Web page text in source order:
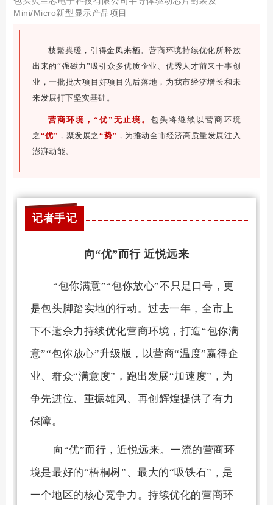
Mini/Micro新型显示产品项目
枝繁巢暖，引得金凤来栖。营商环境持续优化所释放
出来的“强磁力”吸引众多优质企业、优秀人才前来干事创
业，一批批大项目好项目先后落地，为我市经济增长和未
来发展打下坚实基础。
营商环境，“优”无止境 。 包头将继续以营商环境
之 “优” ，聚发展之“势” ，为推动全市经济高质量发展注入
澎湃动能。
记者手记
向“优”而行 近悦远来
“包你满意”“包你放心”不只是口号，更
是包头脚踏实地的行动。过去一年，全市上
下不遗余力持续优化营商环境，打造“包你满
意”“包你放心”升级版，以营商“温度”赢得企
业、群众“满意度”，跑出发展“加速度”，为
争先进位、重振雄风、再创辉煌提供了有力
保障。
向“优”而行，近悦远来。一流的营商环
境是最好的“梧桐树”、最大的“吸铁石”，是
一个地区的核心竞争力。持续优化的营商环